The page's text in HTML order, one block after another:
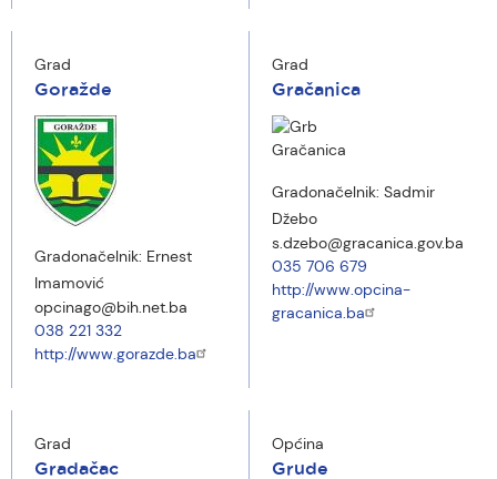
Grad
Goražde
Gradonačelnik: Ernest
Imamović
opcinago@bih.net.ba
038 221 332
http://www.gorazde.ba
Grad
Gračanica
Gradonačelnik: Sadmir
Džebo
s.dzebo@gracanica.gov.ba
035 706 679
http://www.opcina-
gracanica.ba
Grad
Gradačac
Općina
Grude